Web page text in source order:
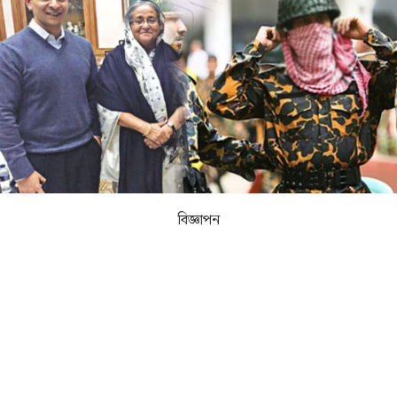
কনভার্টার
বিজ্ঞাপন